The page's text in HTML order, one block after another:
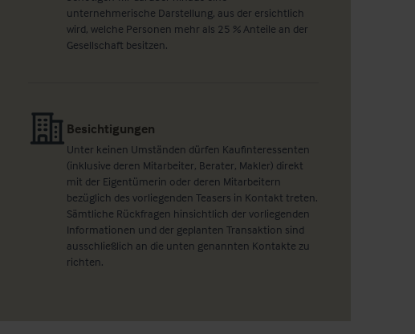
unternehmerische Darstellung, aus der ersichtlich
wird, welche Personen mehr als 25 % Anteile an der
Gesellschaft besitzen.
Besichtigungen
Unter keinen Umständen dürfen Kaufinteressenten
(inklusive deren Mitarbeiter, Berater, Makler) direkt
mit der Eigentümerin oder deren Mitarbeitern
bezüglich des vorliegenden Teasers in Kontakt treten.
Sämtliche Rückfragen hinsichtlich der vorliegenden
Informationen und der geplanten Transaktion sind
ausschließlich an die unten genannten Kontakte zu
richten.